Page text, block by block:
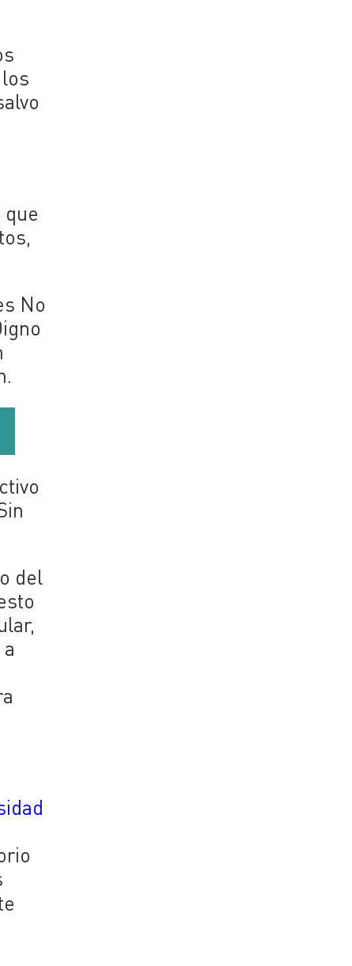
que
No
del